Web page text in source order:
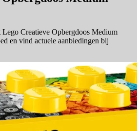
Creatieve Opbergdoos Medium
en vind actuele aanbiedingen bij